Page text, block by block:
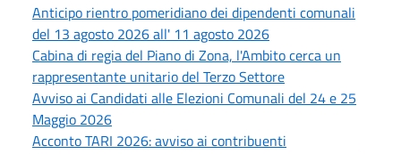
Anticipo rientro pomeridiano dei dipendenti comunali
del 13 agosto 2026 all' 11 agosto 2026
Cabina di regia del Piano di Zona, l'Ambito cerca un
rappresentante unitario del Terzo Settore
Avviso ai Candidati alle Elezioni Comunali del 24 e 25
Maggio 2026
Acconto TARI 2026: avviso ai contribuenti